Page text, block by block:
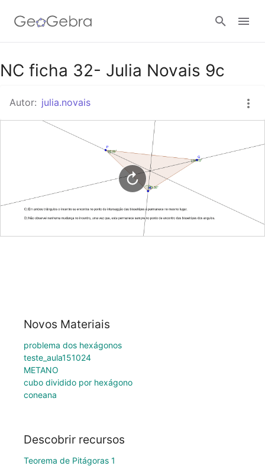
Google Classroom
Tarefa
Entrar no sistema
NC ficha 32- Julia Novais 9c
Autor: julia.novais
Novos Materiais
problema dos hexágonos
teste_aula151024
METANO
cubo dividido por hexágono
coneana
Descobrir recursos
Teorema de Pitágoras 1